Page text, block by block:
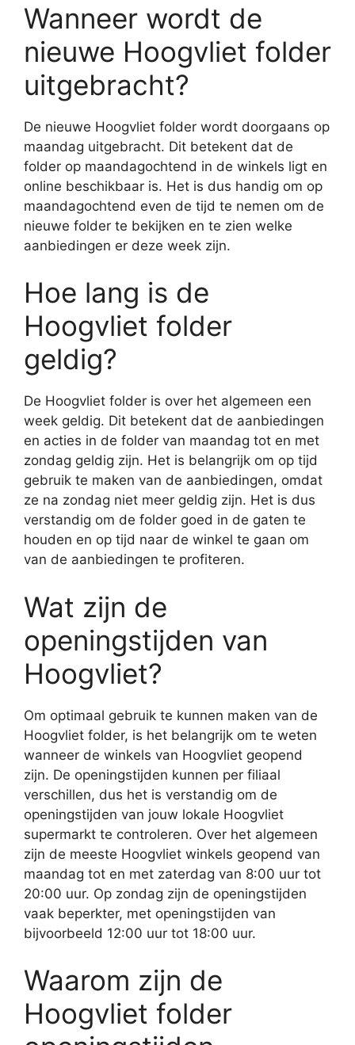
Wanneer wordt de
nieuwe Hoogvliet folder
uitgebracht?
De nieuwe Hoogvliet folder wordt doorgaans op
maandag uitgebracht. Dit betekent dat de
folder op maandagochtend in de winkels ligt en
online beschikbaar is. Het is dus handig om op
maandagochtend even de tijd te nemen om de
nieuwe folder te bekijken en te zien welke
aanbiedingen er deze week zijn.
Hoe lang is de
Hoogvliet folder
geldig?
De Hoogvliet folder is over het algemeen een
week geldig. Dit betekent dat de aanbiedingen
en acties in de folder van maandag tot en met
zondag geldig zijn. Het is belangrijk om op tijd
gebruik te maken van de aanbiedingen, omdat
ze na zondag niet meer geldig zijn. Het is dus
verstandig om de folder goed in de gaten te
houden en op tijd naar de winkel te gaan om
van de aanbiedingen te profiteren.
Wat zijn de
openingstijden van
Hoogvliet?
Om optimaal gebruik te kunnen maken van de
Hoogvliet folder, is het belangrijk om te weten
wanneer de winkels van Hoogvliet geopend
zijn. De openingstijden kunnen per filiaal
verschillen, dus het is verstandig om de
openingstijden van jouw lokale Hoogvliet
supermarkt te controleren. Over het algemeen
zijn de meeste Hoogvliet winkels geopend van
maandag tot en met zaterdag van 8:00 uur tot
20:00 uur. Op zondag zijn de openingstijden
vaak beperkter, met openingstijden van
bijvoorbeeld 12:00 uur tot 18:00 uur.
Waarom zijn de
Hoogvliet folder